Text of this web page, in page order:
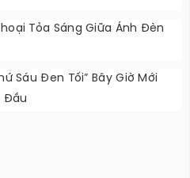
Tỏa Sáng Giữa Ánh Đèn
Sáu Đen Tối” Bây Giờ Mới
Đầu